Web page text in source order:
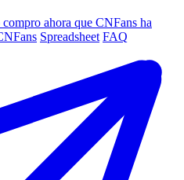
compro ahora que CNFans ha
Spreadsheet FAQ